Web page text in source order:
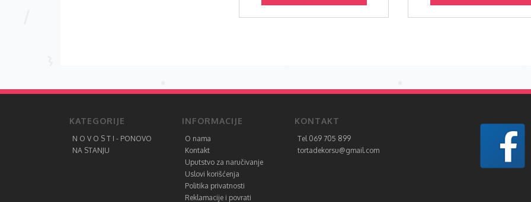
KATEGORIJE
N O V O S T I - PONOVO
NA STANJU
INFORMACIJE
O nama
Kontakt
Uputstvo za naručivanje
Uslovi korišćenja
Politika privatnosti
Reklamacije i povrati
KONTAKT
Tel 069 705 899
tortadekorsu@gmail.com